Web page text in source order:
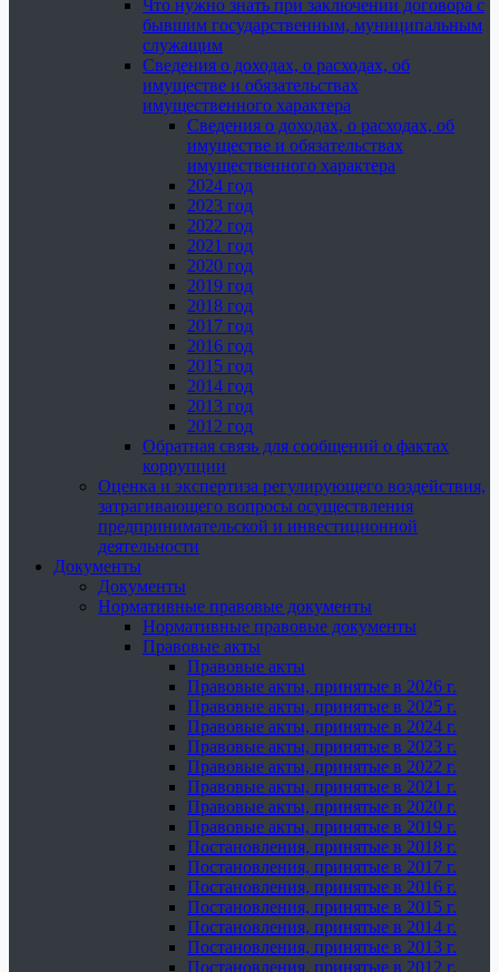
Что нужно знать при заключении договора с
бывшим государственным, муниципальным
служащим
Сведения о доходах, о расходах, об
имуществе и обязательствах
имущественного характера
Сведения о доходах, о расходах, об
имуществе и обязательствах
имущественного характера
2024 год
2023 год
2022 год
2021 год
2020 год
2019 год
2018 год
2017 год
2016 год
2015 год
2014 год
2013 год
2012 год
Обратная связь для сообщений о фактах
коррупции
Оценка и экспертиза регулирующего воздействия,
затрагивающего вопросы осуществления
предпринимательской и инвестиционной
деятельности
Документы
Документы
Нормативные правовые документы
Нормативные правовые документы
Правовые акты
Правовые акты
Правовые акты, принятые в 2026 г.
Правовые акты, принятые в 2025 г.
Правовые акты, принятые в 2024 г.
Правовые акты, принятые в 2023 г.
Правовые акты, принятые в 2022 г.
Правовые акты, принятые в 2021 г.
Правовые акты, принятые в 2020 г.
Правовые акты, принятые в 2019 г.
Постановления, принятые в 2018 г.
Постановления, принятые в 2017 г.
Постановления, принятые в 2016 г.
Постановления, принятые в 2015 г.
Постановления, принятые в 2014 г.
Постановления, принятые в 2013 г.
Постановления, принятые в 2012 г.